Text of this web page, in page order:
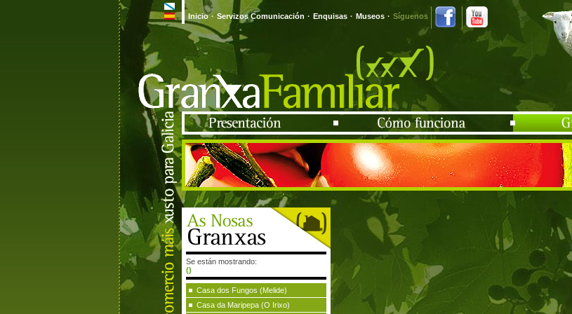
Inicio · Servizos Comunicación · Enquisas · Museos · Síguenos
Se están mostrando:
()
Casa dos Fungos (Melide)
Casa da Maripepa (O Irixo)